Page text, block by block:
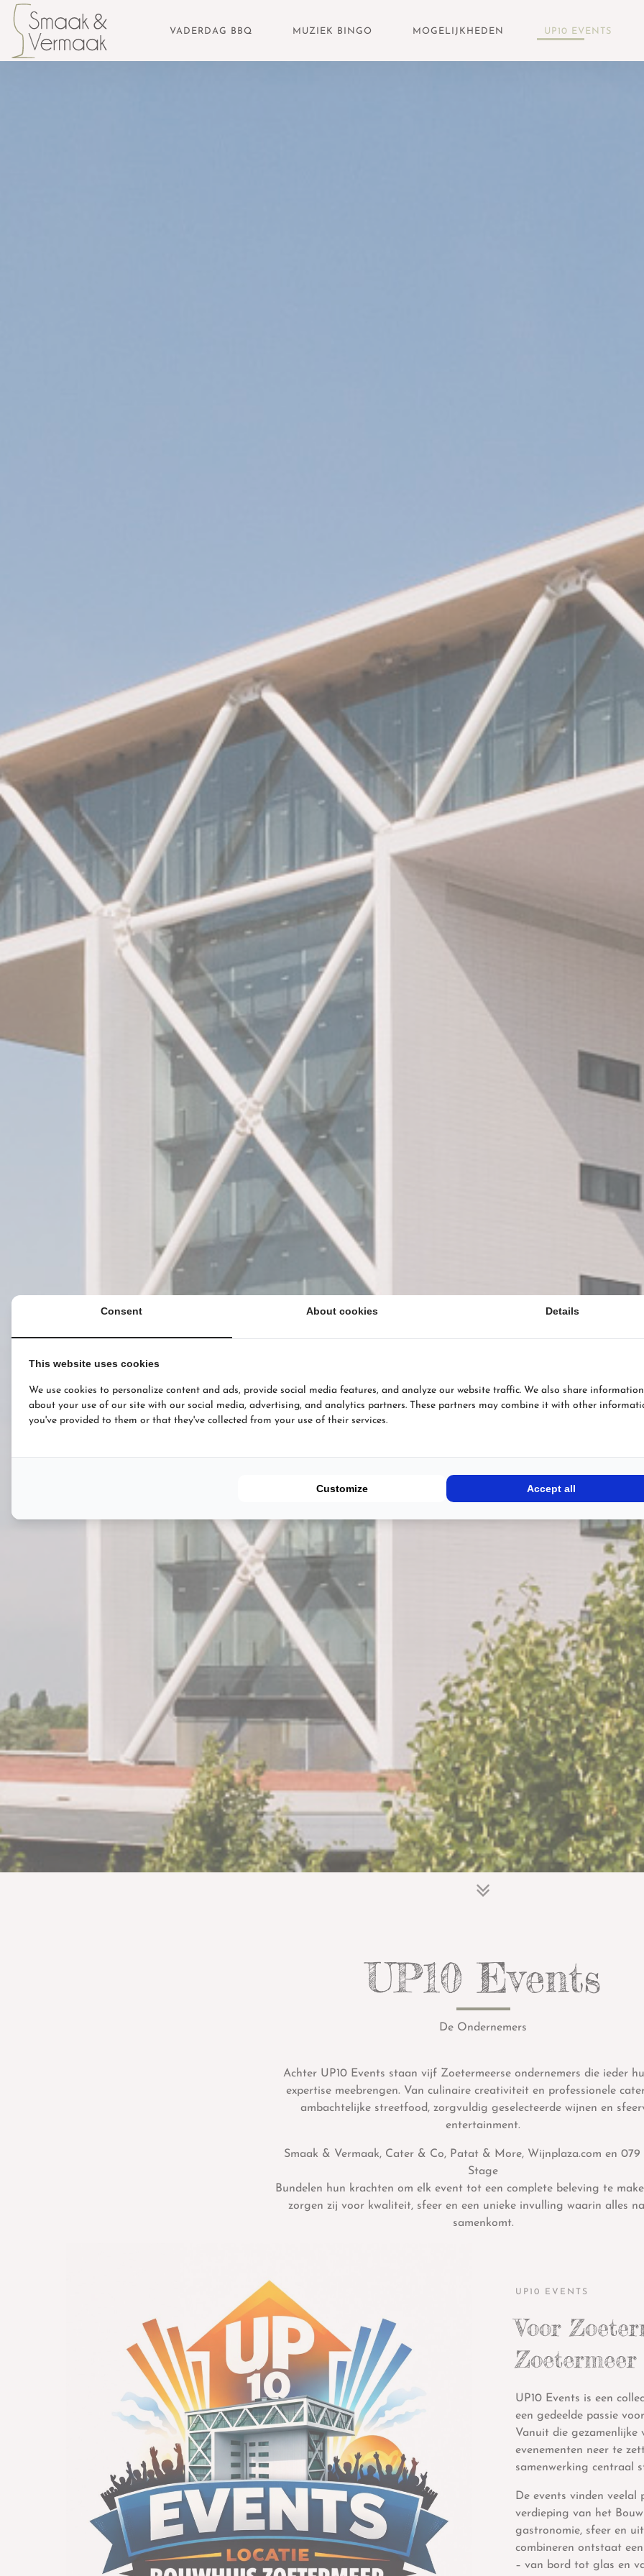
VADERDAG BBQ MUZIEK BINGO MOGELIJKHEDEN UP10 EVENTS
UP10 Events
De Ondernemers
Achter UP10 Events staan vijf Zoetermeerse ondernemers die ieder
expertise meebrengen. Van culinaire creativiteit en professionele
ambachtelijke streetfood, zorgvuldig geselecteerde wijnen en
entertainment.
Smaak & Vermaak, Cater & Co, Patat & More, Wijnplaza.com en 079
Stage
Bundelen hun krachten om elk event tot een complete beleving te
zorgen zij voor kwaliteit, sfeer en een unieke invulling waarin alles
samenkomt.
UP10 EVENTS
Voor
Zoetermeer
UP10 Events is een
een gedeelde passie
Vanuit die gezamenlijke
evenementen neer te
samenwerking centraal
De events vinden veelal
verdieping van het
gastronomie, sfeer en
combineren ontstaat
– van bord tot glas en
Consent About cookies Details
This website uses cookies
We use cookies to personalize content and ads, provide social media features, and analyze our website traffic. We also share information
about your use of our site with our social media, advertising, and analytics partners. These partners may combine it with other
you've provided to them or that they've collected from your use of their services.
Customize Accept all